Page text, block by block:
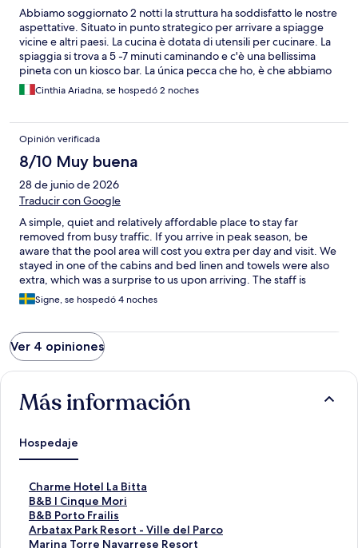
Abbiamo soggiornato 2 notti la struttura ha soddisfatto le nostre
aspettative. Situato in punto strategico per arrivare a spiagge
vicine e altri paesi. La cucina è dotata di utensili per cucinare. La
spiaggia si trova a 5 -7 minuti caminando e c'è una bellissima
pineta con un kiosco bar. La única pecca che ho, è che abbiamo
trovato peli di animali sul materassi e le coperte in dotazione.
Voglio pensare che è stato una mancanza di pulizia perché la
poche ore dopo e questo sicuramente a causato la poca
organizzazione. Lasciando questo il nostro soggiorno è stato
molto piacevole è un posto davvero rilassante.
Cinthia Ariadna, se hospedó 2 noches
Opinión verificada
8/10 Muy buena
28 de junio de 2026
Traducir con Google
A simple, quiet and relatively affordable place to stay far
removed from busy traffic. If you arrive in peak season, be
aware that the pool area will cost you extra per day and visit. We
stayed in one of the cabins and bed linen and towels were also
extra, which was a surprise to us upon arriving. The staff is
helpful and friendly. We failed to locate the playground that is
supposed to be at the camping, but found lots of other ways to
go for any other beach in the area than the one closest to the
camping ground; there are lots to choose from, Santa Maria
Navarrese probably being our favourite.
Signe, se hospedó 4 noches
Ver 4 opiniones
Más información
Hospedaje
Charme Hotel La Bitta
E
n
l
a
c
B&B I Cinque Mori
E
n
l
a
B&B Porto Frailis
E
n
l
Arbatax Park Resort - Ville del Parco
E
n
Marina Torre Navarrese Resort
E